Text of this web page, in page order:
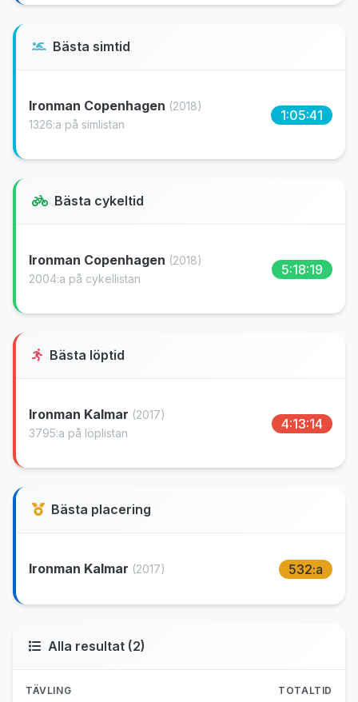
Bästa simtid
Ironman Copenhagen (2018)
1326:a på simlistan
1:05:41
Bästa cykeltid
Ironman Copenhagen (2018)
2004:a på cykellistan
5:18:19
Bästa löptid
Ironman Kalmar (2017)
3795:a på löplistan
4:13:14
Bästa placering
Ironman Kalmar (2017) 532:a
Alla resultat (2)
TÄVLING TOTALTID